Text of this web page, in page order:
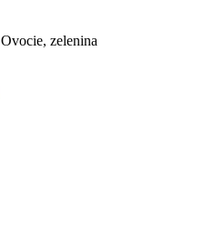
Ovocie, zelenina